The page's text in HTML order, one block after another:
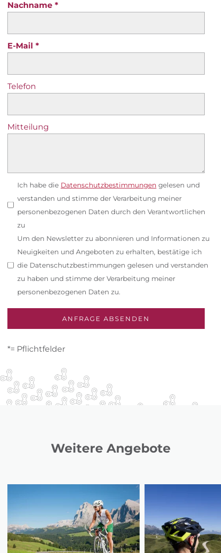
Nachname
E-Mail
Telefon
Mitteilung
Ich habe die Datenschutzbestimmungen gelesen und
verstanden und stimme der Verarbeitung meiner
personenbezogenen Daten durch den Verantwortlichen
zu
Um den Newsletter zu abonnieren und Informationen zu
Neuigkeiten und Angeboten zu erhalten, bestätige ich
die Datenschutzbestimmungen gelesen und verstanden
zu haben und stimme der Verarbeitung meiner
personenbezogenen Daten zu.
*= Pflichtfelder
Weitere Angebote